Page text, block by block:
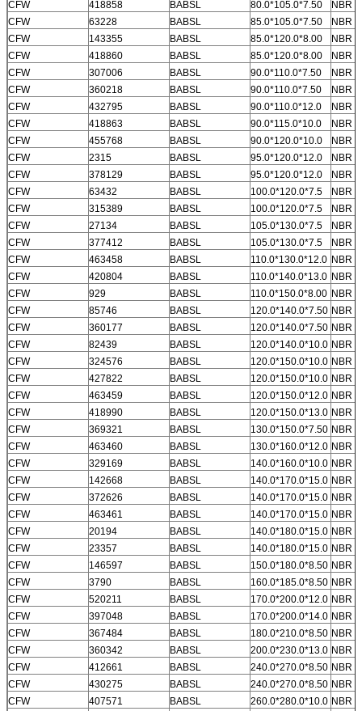
CFW 418858 BABSL 80.0*105.0*7.50
NBR
CFW
63228 BABSL 85.0*105.0*7.50
NBR
CFW
143355 BABSL 85.0*120.0*8.00
NBR
CFW
418860 BABSL 85.0*120.0*8.00
NBR
CFW
307006 BABSL 90.0*110.0*7.50
NBR
CFW
360218 BABSL 90.0*110.0*7.50
NBR
CFW
432795 BABSL 90.0*110.0*12.0
NBR
CFW
418863 BABSL 90.0*115.0*10.0
NBR
CFW
455768 BABSL 90.0*120.0*10.0
NBR
CFW
2315 BABSL 95.0*120.0*12.0
NBR
CFW
378129 BABSL 95.0*120.0*12.0
NBR
CFW
63432 BABSL 100.0*120.0*7.5
NBR
CFW
315389 BABSL 100.0*120.0*7.5
NBR
CFW
27134 BABSL 105.0*130.0*7.5
NBR
CFW
377412 BABSL 105.0*130.0*7.5
NBR
CFW
463458 BABSL 110.0*130.0*12.0 NBR
CFW
420804 BABSL 110.0*140.0*13.0 NBR
CFW
929 BABSL 110.0*150.0*8.00 NBR
CFW
85746 BABSL 120.0*140.0*7.50 NBR
CFW
360177 BABSL 120.0*140.0*7.50 NBR
CFW
82439 BABSL 120.0*140.0*10.0 NBR
CFW
324576 BABSL 120.0*150.0*10.0 NBR
CFW
427822 BABSL 120.0*150.0*10.0 NBR
CFW
463459 BABSL 120.0*150.0*12.0 NBR
CFW
418990 BABSL 120.0*150.0*13.0 NBR
CFW
369321 BABSL 130.0*150.0*7.50 NBR
CFW
463460 BABSL 130.0*160.0*12.0 NBR
CFW
329169 BABSL 140.0*160.0*10.0 NBR
CFW
142668 BABSL 140.0*170.0*15.0 NBR
CFW
372626 BABSL 140.0*170.0*15.0 NBR
CFW
463461 BABSL 140.0*170.0*15.0 NBR
CFW
20194 BABSL 140.0*180.0*15.0 NBR
CFW
23357 BABSL 140.0*180.0*15.0 NBR
CFW
146597 BABSL 150.0*180.0*8.50 NBR
CFW
3790 BABSL 160.0*185.0*8.50 NBR
CFW
520211 BABSL 170.0*200.0*12.0 NBR
CFW
397048 BABSL 170.0*200.0*14.0 NBR
CFW
367484 BABSL 180.0*210.0*8.50 NBR
CFW
360342 BABSL 200.0*230.0*13.0 NBR
CFW
412661 BABSL 240.0*270.0*8.50 NBR
CFW
430275 BABSL 240.0*270.0*8.50 NBR
CFW
407571 BABSL 260.0*280.0*10.0 NBR